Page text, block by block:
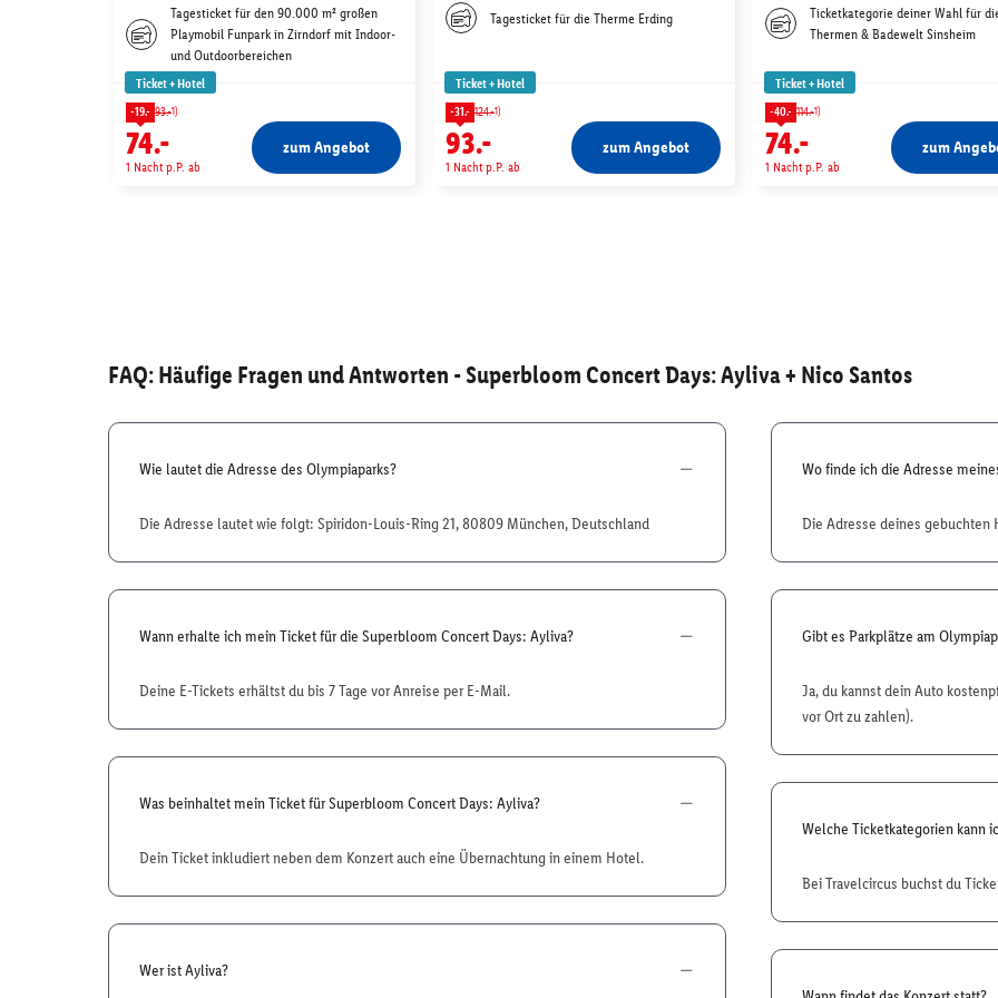
Tagesticket für den 90.000 m² großen
Playmobil Funpark in Zirndorf mit Indoor-
und Outdoorbereichen
Ticket + Hotel
-19.- 93.-1)
74.-
1 Nacht p.P. ab
zum Angebot
Tagesticket für die Therme Erding
Ticket + Hotel
-31.- 124.-1)
93.-
1 Nacht p.P. ab
zum Angebot
Ticketkategorie deiner Wahl für
Thermen & Badewelt Sinsheim
Ticket + Hotel
-40.- 114.-1)
74.-
1 Nacht p.P. ab
zum
FAQ: Häufige Fragen und Antworten - Superbloom Concert Days: Ayliva + Nico Santos
Wie lautet die Adresse des Olympiaparks?
Die Adresse lautet wie folgt: Spiridon-Louis-Ring 21, 80809 München, Deutschland
Wann erhalte ich mein Ticket für die Superbloom Concert Days: Ayliva?
Deine E-Tickets erhältst du bis 7 Tage vor Anreise per E-Mail.
Was beinhaltet mein Ticket für Superbloom Concert Days: Ayliva?
Dein Ticket inkludiert neben dem Konzert auch eine Übernachtung in einem Hotel.
Wer ist Ayliva?
Wo finde ich die Adresse
Die Adresse deines
Gibt es Parkplätze am
Ja, du kannst dein Auto
vor Ort zu zahlen).
Welche Ticketkategorien kann
Bei Travelcircus buchst du